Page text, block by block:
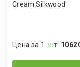
Cream Silkwood
Цена за 1шт: